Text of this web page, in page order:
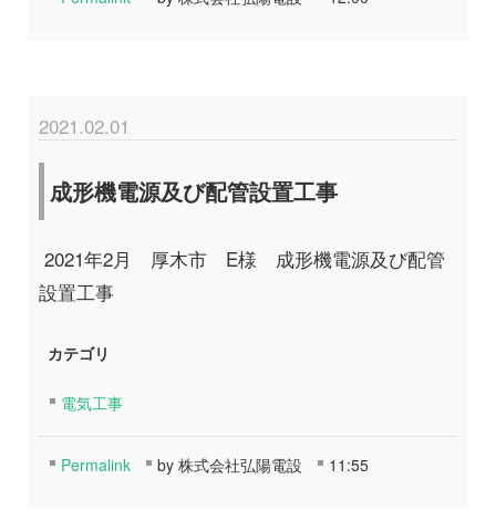
2021.02.01
成形機電源及び配管設置工事
2021年2月 厚木市 E様 成形機電源及び配管
設置工事
カテゴリ
電気工事
Permalink by 株式会社弘陽電設 11:55